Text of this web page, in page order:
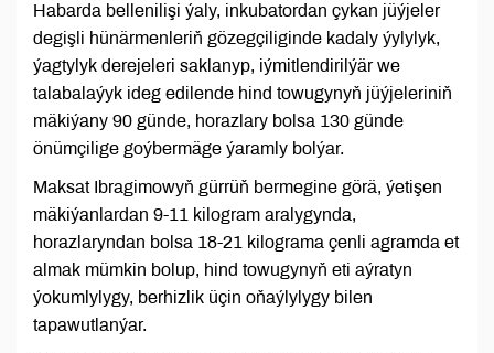
Habarda bellenilişi ýaly, inkubatordan çykan jüýjeler
degişli hünärmenleriň gözegçiliginde kadaly ýylylyk,
ýagtylyk derejeleri saklanyp, iýmitlendirilýär we
talabalaýyk ideg edilende hind towugynyň jüýjeleriniň
mäkiýany 90 günde, horazlary bolsa 130 günde
önümçilige goýbermäge ýaramly bolýar.
Maksat Ibragimowyň gürrüň bermegine görä, ýetişen
mäkiýanlardan 9-11 kilogram aralygynda,
horazlaryndan bolsa 18-21 kilograma çenli agramda et
almak mümkin bolup, hind towugynyň eti aýratyn
ýokumlylygy, berhizlik üçin oňaýlylygy bilen
tapawutlanýar.